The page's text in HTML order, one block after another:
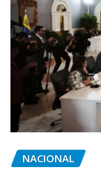
NACIONAL